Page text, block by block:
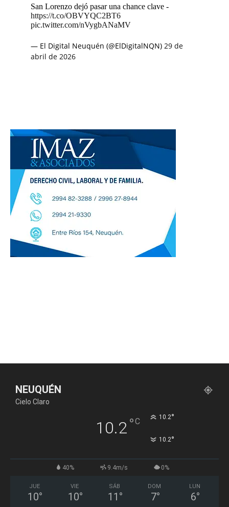
San Lorenzo dejó pasar una chance clave -
https://t.co/OBVYQC2BT6
pic.twitter.com/nVygbANaMV
— El Digital Neuquén (@ElDigitalNQN) 29 de
abril de 2026
NEUQUÉN
Cielo Claro
10.2°C 10.2°
10.2°
40% 9.4m/s 0%
JUE
10°
VIE
10°
SÁB
11 °
DOM
7°
LUN
6°